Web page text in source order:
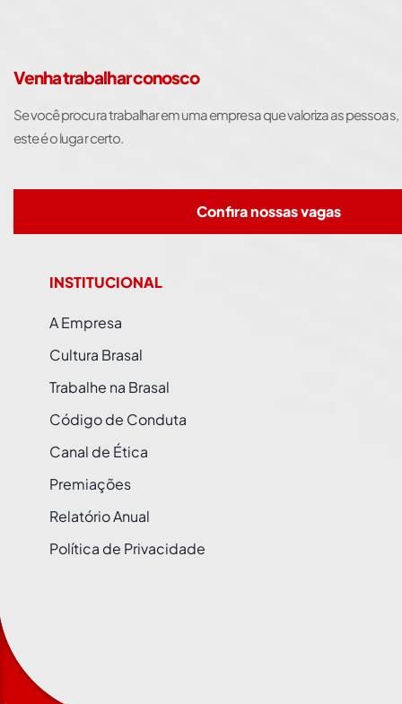
Venha trabalhar conosco
Se você procura trabalhar em uma empresa que valoriza as pessoas,
este é o lugar certo.
Confira nossas vagas
INSTITUCIONAL
A Empresa
Cultura Brasal
Trabalhe na Brasal
Código de Conduta
Canal de Ética
Premiações
Relatório Anual
Política de Privacidade